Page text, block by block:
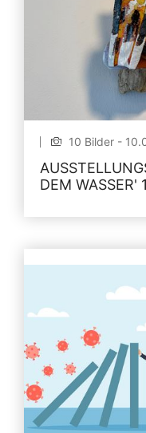
10 Bilder -
DEM WASSER'